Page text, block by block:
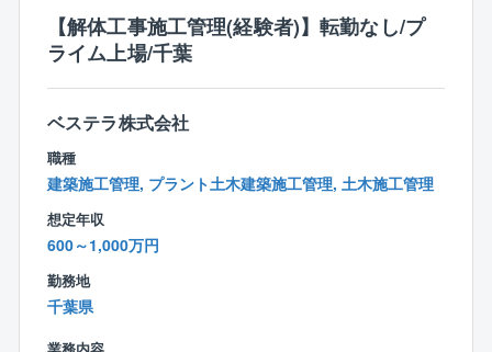
い」「建造中、後の品質管理やフォローがない」「作
成書類が少ない」といった事情から、トラブルや事務
また、工期も1～3カ月ほどの短いものが多く、夜勤
もありません。会社としても定年まで働いて頂ける環
境を目指しており、所得補償保険など福利厚生も充実
※ご家庭の事情で働き方や出張範囲に相談がある場合
は、それを踏まえて選考可能です。ぜひ積極的にご応
募ください。
■所定労働は7時間20分で18～19時帰宅
■土日祝休み
■年間休日125日
のため離職率が5％程と大変働きやすい環境です。
【やりがい】
⇒解体では区画ごとではなく、1つの工事を丸ごと請負
うほか、解体工法に決まりはありません。そのため、
事例を参考にしつつも、どのように工事を進めるか0か
ら考えたり、自身の意見が反映されやすかったりと自
また、大手プラントメーカーからの元受け工事が多
く、対象建築物も大小/種類様々。脱炭素の要求が進む
中で新たな解体工法を採用したりと突き詰めがいもあ
【解体工事施工管理(経験者)】転勤なし/プ
ライム上場/千葉
ベステラ株式会社
職種
建築施工管理, プラント土木建築施工管理, 土木施工管理
想定年収
600～1,000万円
勤務地
千葉県